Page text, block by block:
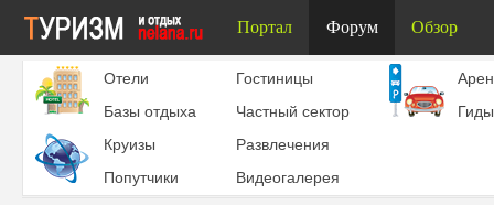
Портал Форум Обзор
Отели
Гостиницы
Базы отдыха
Частный сектор
Гиды
Круизы
Развлечения
Попутчики
Видеогалерея